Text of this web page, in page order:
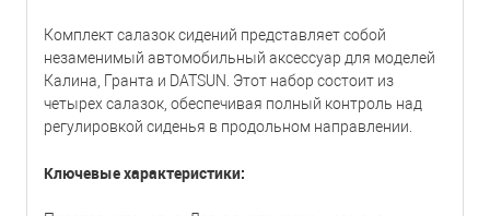
Комплект салазок сидений представляет собой
незаменимый автомобильный аксессуар для моделей
Калина, Гранта и DATSUN. Этот набор состоит из
четырех салазок, обеспечивая полный контроль над
регулировкой сиденья в продольном направлении.
Ключевые характеристики: